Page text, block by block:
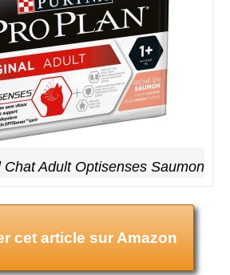
Adult Optisenses Saumon
cet article sur Amazon